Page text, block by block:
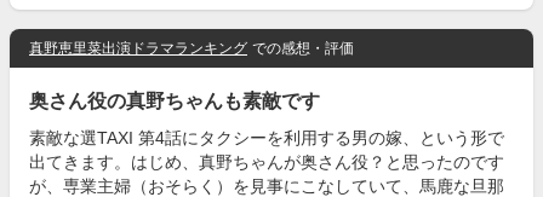
真野恵里菜出演ドラマランキング での感想・評価
奥さん役の真野ちゃんも素敵です
素敵な選TAXI 第4話にタクシーを利用する男の嫁、という形で
出てきます。はじめ、真野ちゃんが奥さん役？と思ったのです
が、専業主婦（おそらく）を見事にこなしていて、馬鹿な旦那